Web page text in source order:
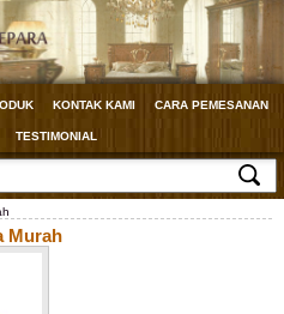
KONTAK KAMI CARA PEMESANAN
TESTIMONIAL
Murah